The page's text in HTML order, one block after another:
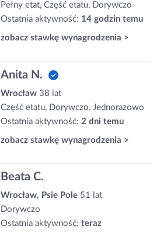
Pełny etat, Część etatu, Dorywczo
Ostatnia aktywność: 14 godzin temu
zobacz stawkę wynagrodzenia >
Anita N.
Wrocław 38 lat
Część etatu, Dorywczo, Jednorazowo
Ostatnia aktywność: 2 dni temu
zobacz stawkę wynagrodzenia >
Beata C.
Wrocław, Psie Pole 51 lat
Dorywczo
Ostatnia aktywność: teraz